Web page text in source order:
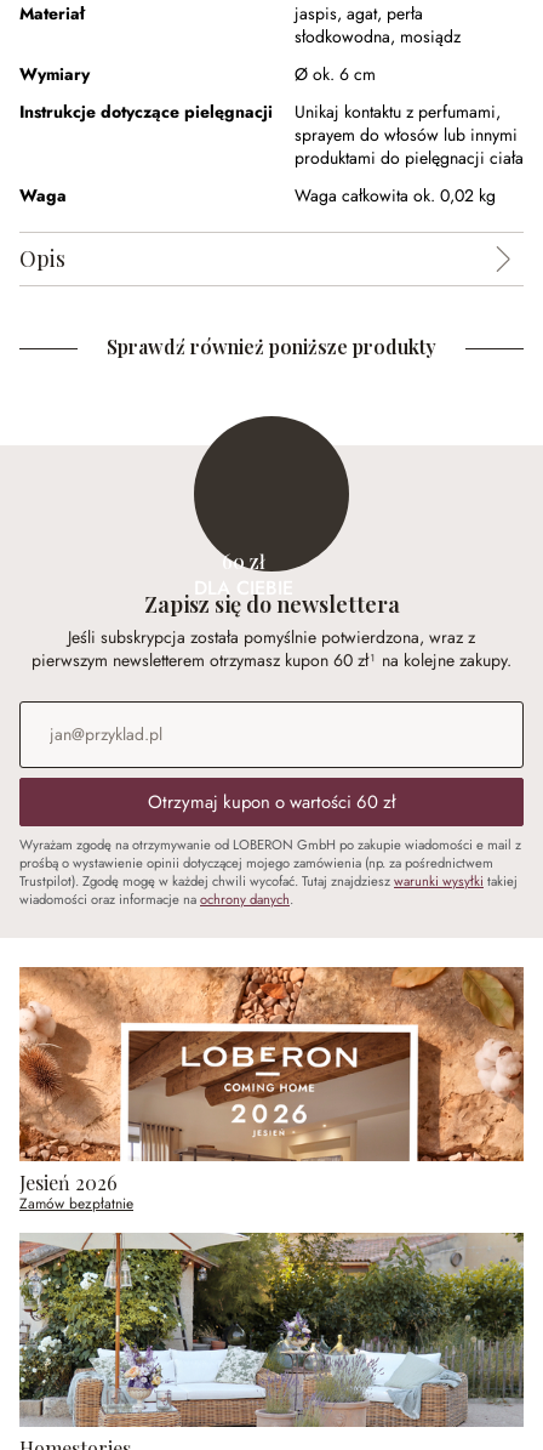
Materiał
jaspis, agat, perła
słodkowodna, mosiądz
Wymiary
Ø ok. 6 cm
Instrukcje dotyczące pielęgnacji
Unikaj kontaktu z perfumami,
sprayem do włosów lub innymi
produktami do pielęgnacji ciała
Waga
Waga całkowita ok. 0,02 kg
Opis
Sprawdź również poniższe produkty
60 zł
DLA CIEBIE
Zapisz się do newslettera
Jeśli subskrypcja została pomyślnie potwierdzona, wraz z
pierwszym newsletterem otrzymasz kupon 60 zł¹ na kolejne zakupy.
Adres e-mail
Otrzymaj kupon o wartości 60 zł
Wyrażam zgodę na otrzymywanie od LOBERON GmbH po zakupie wiadomości e mail z
prośbą o wystawienie opinii dotyczącej mojego zamówienia (np. za pośrednictwem
Trustpilot). Zgodę mogę w każdej chwili wycofać. Tutaj znajdzieszwarunki wysyłki takiej
wiadomości oraz informacje naochrony danych.
Jesień 2026
Zamów bezpłatnie